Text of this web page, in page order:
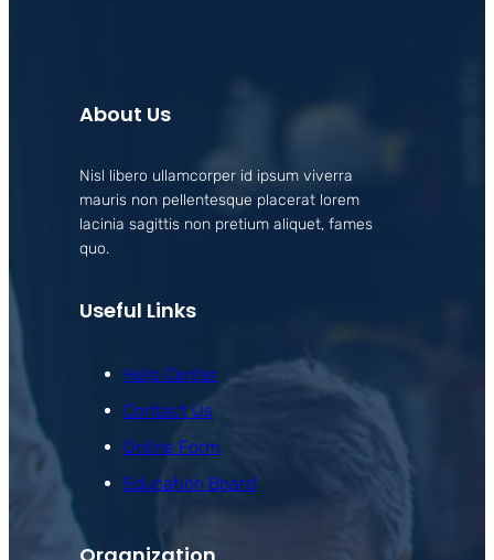
About Us
Nisl libero ullamcorper id ipsum viverra
mauris non pellentesque placerat lorem
lacinia sagittis non pretium aliquet, fames
quo.
Useful Links
Help Center
Contact Us
Online Form
Education Board